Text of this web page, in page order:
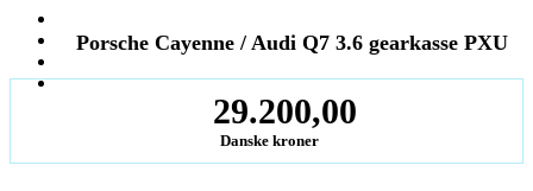
Porsche Cayenne / Audi Q7 3.6 gearkasse PXU
29.200,00
Danske kroner